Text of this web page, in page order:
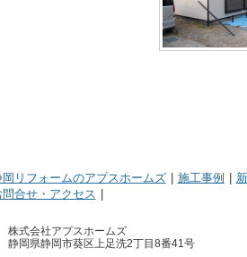
岡リフォームのアプスホームズ 施工事例
問合せ・アクセス
株式会社アプスホームズ
静岡県静岡市葵区上足洗2丁目8番41号